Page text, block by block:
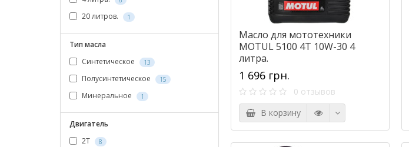
20 литров. 1
Тип масла
Синтетическое
13
Полусинтетическое 15
Минеральное 1
Двигатель
2Т
8
Масло для мототехники
MOTUL 5100 4T 10W-30 4
литра.
1 696 грн.
0 отзывов
В корзину